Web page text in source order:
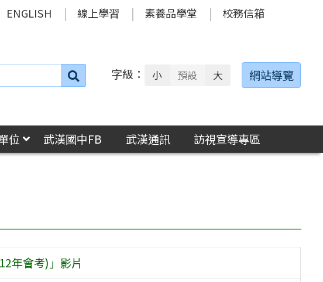
ENGLISH 線上學習 素養品學堂 校務信箱
搜
字級： 小 預設 大 網站導覽
位 武漢國中FB 武漢通訊
訪視宣導專區
年會考)」影片